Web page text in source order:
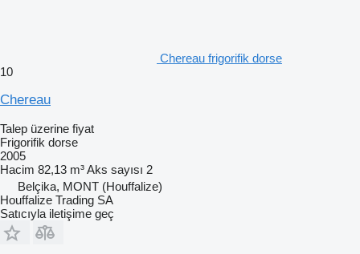
Chereau frigorifik dorse
10
Chereau
Talep üzerine fiyat
Frigorifik dorse
2005
Hacim 82,13 m³Aks sayısı 2
Belçika, MONT (Houffalize)
Houffalize Trading SA
Satıcıyla iletişime geç